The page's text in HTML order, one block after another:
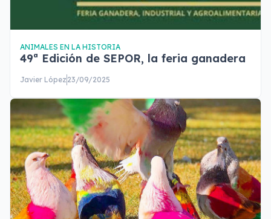
ANIMALES EN LA HISTORIA
49ª Edición de SEPOR, la feria ganadera
Javier López 23/09/2025